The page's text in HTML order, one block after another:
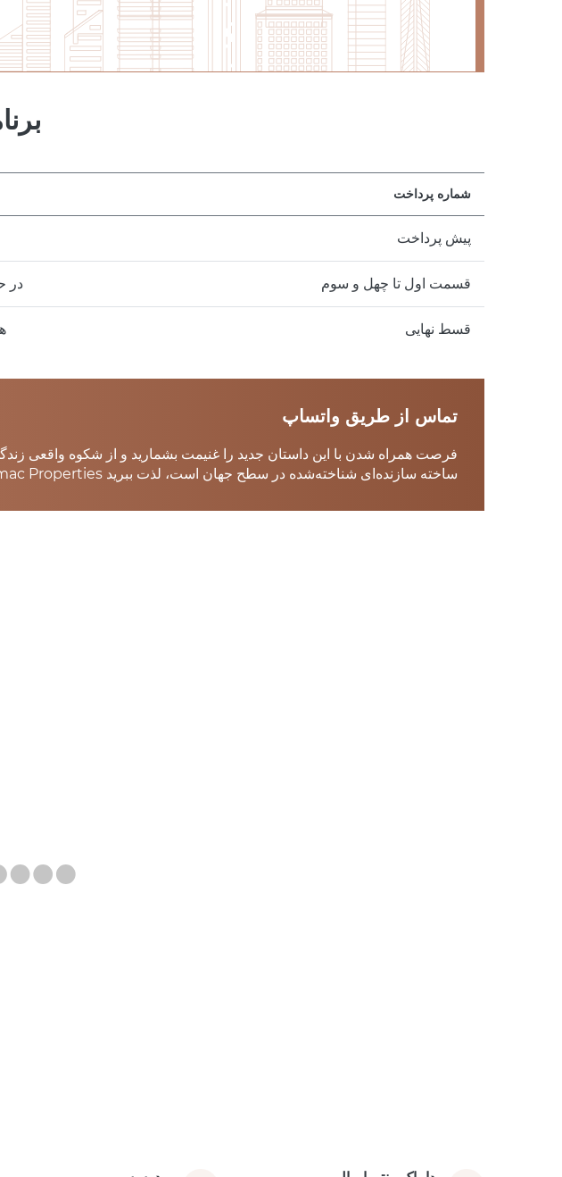
شماره پرداخت
پیش پرداخت
قسمت اول تا چهل و سوم در
قسط نهایی
تماس از طریق واتساپ
فرصت همراه شدن با این داستان جدید را غنیمت بشمارید و از شکوه واقعی
ساخته سازنده‌ای شناخته‌شده در سطح جهان است، لذت ببرید Damac Properties